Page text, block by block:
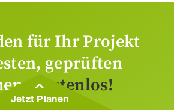
für Ihr Projekt
geprüften
Kostenlos!
Jetzt Planen